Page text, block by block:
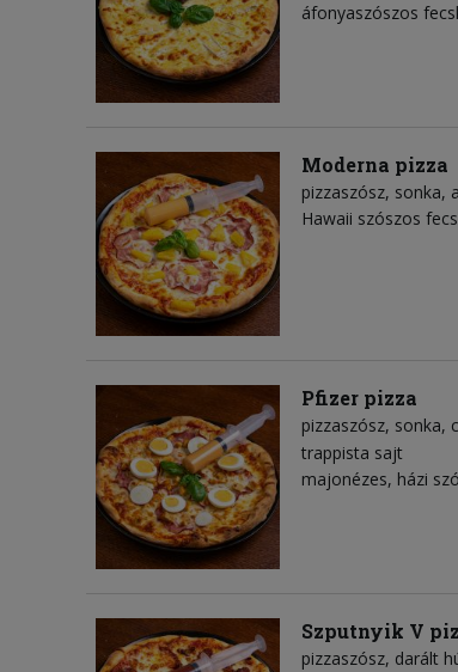
áfonyaszószos
Moderna pizza
pizzaszósz sonka
Hawaii szószos
Pfizer pizza
pizzaszósz sonka
trappista sajt
majonézes, házi
Szputnyik V
pizzaszósz darált